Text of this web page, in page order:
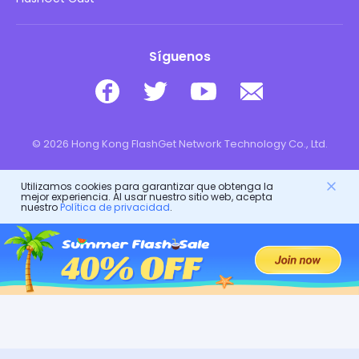
Síguenos
© 2026 Hong Kong FlashGet Network Technology Co., Ltd.
Utilizamos cookies para garantizar que obtenga la
mejor experiencia. Al usar nuestro sitio web, acepta
nuestroPolítica de privacidad.